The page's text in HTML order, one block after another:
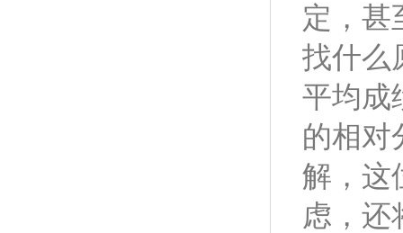
定，甚
找什么
平均成
的相对
解，这
虑，还